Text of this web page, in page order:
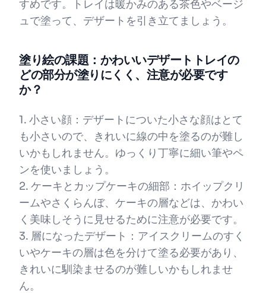
すめです。トレイは暖かみのある茶色やベージ
ュで塗って、デザートを引き立てましょう。
塗り絵の課題：かわいいデザートトレイの
どの部分が塗りにくく、注意が必要です
か？
1. 小さい顔：デザートについた小さな顔はとて
も小さいので、きれいに線の中を塗るのが難し
いかもしれません。ゆっくり丁寧に細い筆やペ
ンを使いましょう。
2. ケーキとカップケーキの細部：ホイップクリ
ームやさくらんぼ、ケーキの層などは、かわい
く美味しそうに見せるために注意が必要です。
3. 層になったデザート：アイスクリームのすく
いやケーキの層は色を分けて塗る必要があり、
きれいに馴染ませるのが難しいかもしれませ
ん。